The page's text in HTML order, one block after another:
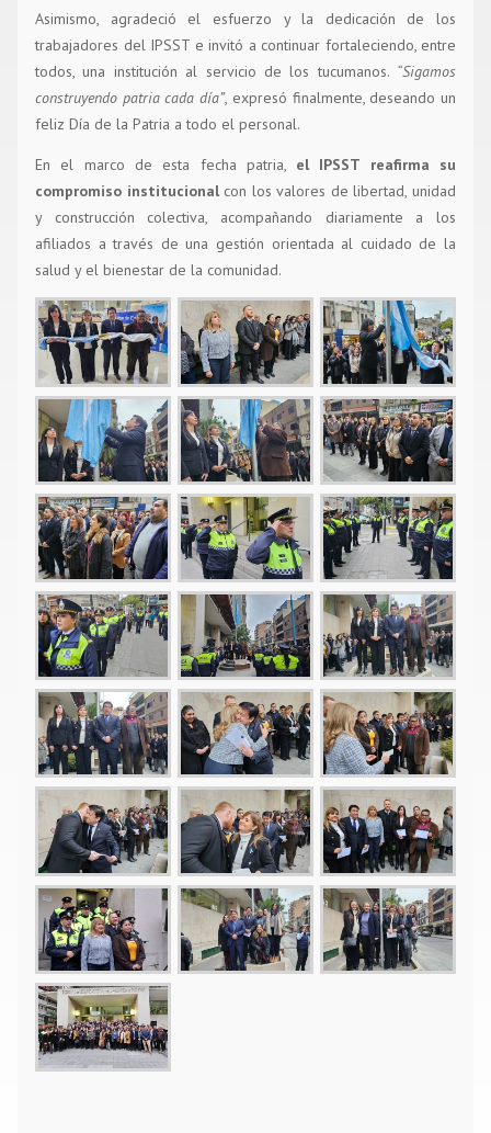
Asimismo, agradeció el esfuerzo y la dedicación de los
trabajadores del IPSST e invitó a continuar fortaleciendo, entre
todos, una institución al servicio de los tucumanos. “Sigamos
construyendo patria cada día”, expresó finalmente, deseando un
feliz Día de la Patria a todo el personal.
En el marco de esta fecha patria, el IPSST reafirma su
compromiso institucionalcon los valores de libertad, unidad
y construcción colectiva, acompañando diariamente a los
afiliados a través de una gestión orientada al cuidado de la
salud y el bienestar de la comunidad.